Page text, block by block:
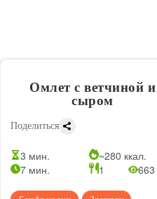
Омлет с ветчиной и
сыром
Поделиться
3 мин.
~280 ккал.
7 мин.
1 663